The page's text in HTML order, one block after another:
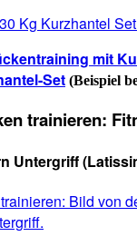
mit
Set (Beispiel
trainieren:
Untergriff